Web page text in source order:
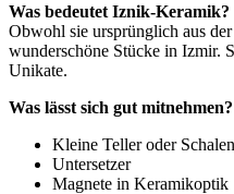
Was bedeutet Iznik-Keramik?
Obwohl sie ursprünglich aus
wunderschöne Stücke in Izmir.
Unikate.
Was lässt sich gut mitnehmen?
Kleine Teller oder Schalen
Untersetzer
Magnete in Keramikoptik